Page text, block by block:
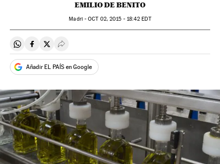
EMILIO DE BENITO
Madri -OCT02, 2015 - 18:42 EDT
Compartir en Whatsapp
Compartir en Facebook
Compartir en Twitter
Desplegar Redes Sociales
Añadir EL PAÍS en Google